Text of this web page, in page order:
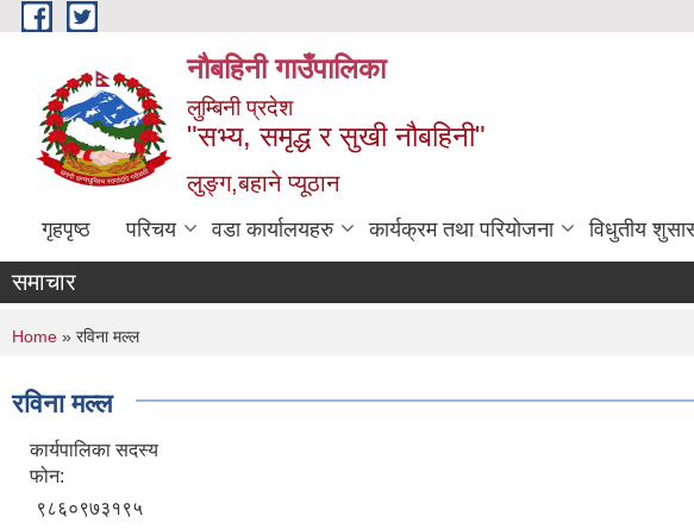
Skip to main content
नौबहिनी गाउँपालिका
लुम्बिनी प्रदेश
"सभ्य, समृद्ध र सुखी नौबहिनी"
लुङ्ग,बहाने प्यूठान
गृहपृष्ठ परिचय वडा कार्यालयहरु कार्यक्रम तथा परियोजना विधुतीय
समाचार
You are here
Home » रविना मल्ल
रविना मल्ल
कार्यपालिका सदस्य
फोन:
९८६०९७३१९५